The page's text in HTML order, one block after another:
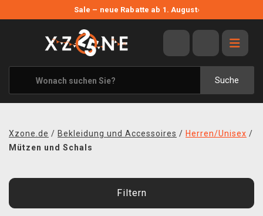
Sale – neue Rabatte ab 1. August›
Suche
ANGEBOTE
ALLE MARKEN
XZONE ORIGINALS
KLEIDUNG & ACCESSOIRES
BÜCHER & COMICS
Xzone.de / Bekleidung und Accessoires / Herren/Unisex /
Mützen und Schals
Filtern